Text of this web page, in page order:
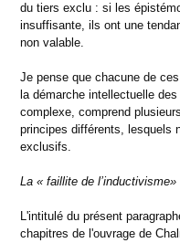
du tiers exclu : si les
insuffisante, ils ont une
non valable.
Je pense que chacune de
la démarche intellectuelle
complexe, comprend
principes différents, lesquels
exclusifs.
La « faillite de l’inductivisme»
L'intitulé du présent
chapitres de l'ouvrage de